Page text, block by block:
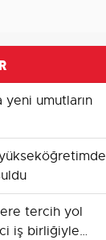
yeni umutların
tercih yol
iş birliğiyle